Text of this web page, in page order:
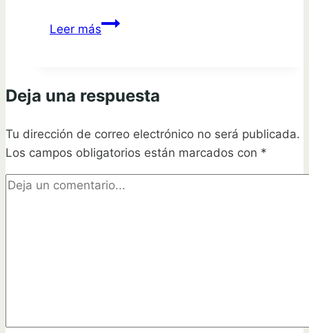
Leer más¡Descubre
plantar
Cyaneas
con
éxito!
Deja una respuesta
Tu dirección de correo electrónico no será publicada.
Los campos obligatorios están marcados con *